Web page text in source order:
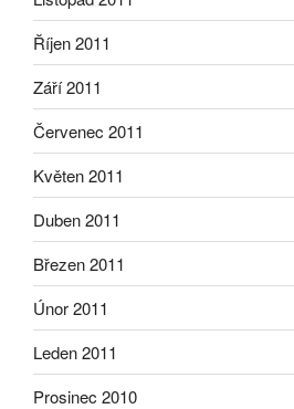
Říjen 2011
Září 2011
Červenec 2011
Květen 2011
Duben 2011
Březen 2011
Únor 2011
Leden 2011
Prosinec 2010